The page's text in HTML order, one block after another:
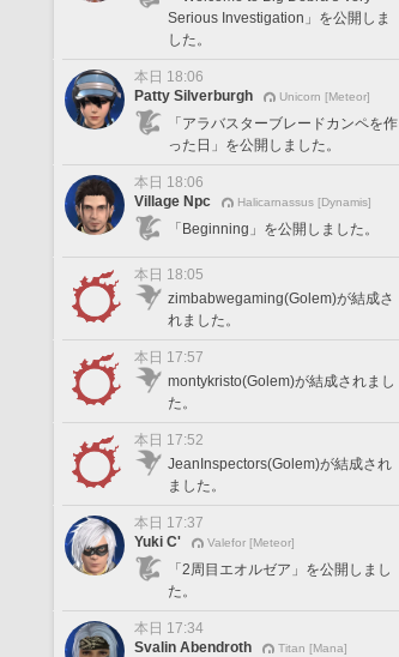
Serious Investigation」を公開しま
した。
本日 18:06
Patty Silverburgh
Unicorn [Meteor]
「アラバスターブレードカンペを作
った日」を公開しました。
本日 18:06
Village Npc
Halicarnassus [Dynamis]
「Beginning」を公開しました。
本日 18:05
zimbabwegaming(Golem)が結成さ
れました。
本日 17:57
montykristo(Golem)が結成されまし
た。
本日 17:52
JeanInspectors(Golem)が結成され
ました。
本日 17:37
Yuki C'
Valefor [Meteor]
「2周目エオルゼア」を公開しまし
た。
本日 17:34
Svalin Abendroth
Titan [Mana]